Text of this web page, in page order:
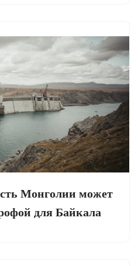
Монголии может
для Байкала